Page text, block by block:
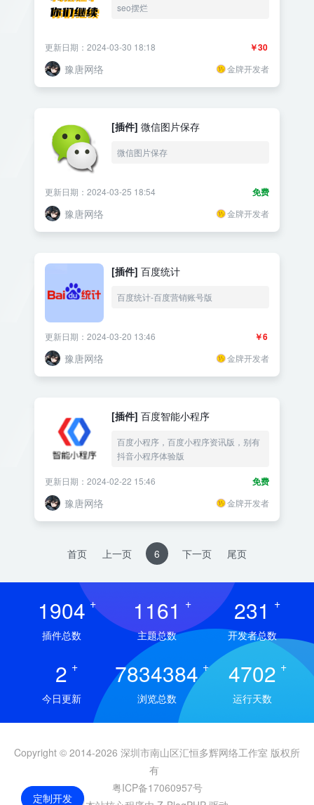
seo摆烂
￥30
更新日期：2024-03-30 18:18
豫唐网络 金牌开发者
[插件] 微信图片保存
微信图片保存
免费
更新日期：2024-03-25 18:54
豫唐网络 金牌开发者
[插件] 百度统计
百度统计-百度营销账号版
￥6
更新日期：2024-03-20 13:46
豫唐网络 金牌开发者
[插件] 百度智能小程序
百度小程序，百度小程序资讯版，别有
抖音小程序体验版
免费
更新日期：2024-02-22 15:46
豫唐网络 金牌开发者
首页 上一页 6 下一页 尾页
1904 +
插件总数
1161 +
主题总数
231 +
开发者总数
2 +
今日更新
7834384 +
浏览总数
4702 +
运行天数
Copyright © 2014-2026 深圳市南山区汇恒多辉网络工作室 版权所
有
粤ICP备17060957号
定制开发